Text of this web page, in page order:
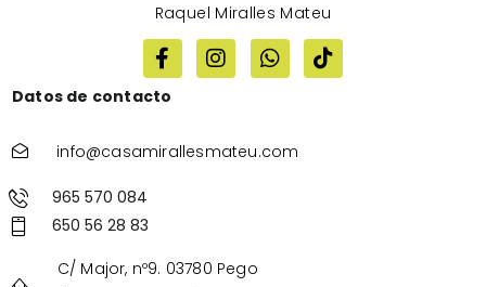
Raquel Miralles Mateu
Datos de contacto
info@casamirallesmateu.com
965 570 084
650 56 28 83
C/ Major, nº9. 03780 Pego